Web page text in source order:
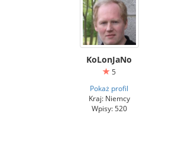
KoLonJaNo
5
Pokaż profil
Kraj: Niemcy
Wpisy: 520